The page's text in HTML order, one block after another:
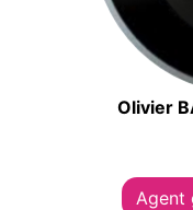
Olivier
Agent